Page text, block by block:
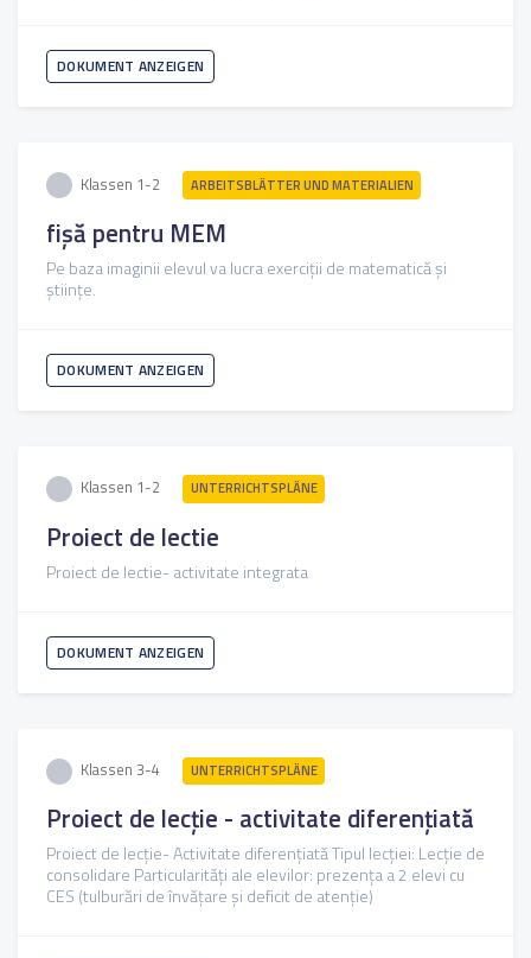
DOKUMENT ANZEIGEN
Klassen 1-2 ARBEITSBLÄTTER UND MATERIALIEN
fișă pentru MEM
Pe baza imaginii elevul va lucra exerciții de matematică și
științe.
DOKUMENT ANZEIGEN
Klassen 1-2 UNTERRICHTSPLÄNE
Proiect de lectie
Proiect de lectie- activitate integrata
DOKUMENT ANZEIGEN
Klassen 3-4 UNTERRICHTSPLÄNE
Proiect de lecție - activitate diferențiată
Proiect de lecție- Activitate diferențiată Tipul lecției: Lecție de
consolidare Particularități ale elevilor: prezența a 2 elevi cu
CES (tulburări de învățare și deficit de atenție)